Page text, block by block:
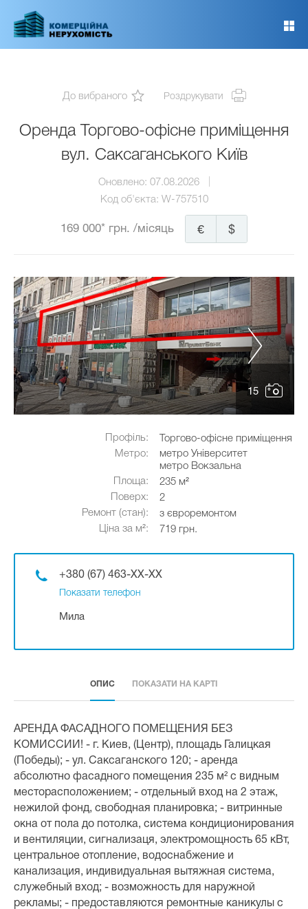
основного
До вибраного Роздрукувати
Оренда Торгово-офісне приміщення
вул. Саксаганського Київ
Оновлено: 07.08.2026
Код об'єкта: W-757510
169 000* грн. /місяць $
€
15
Профіль:
Торгово-офісне приміщення
Метро:
метро Університет
метро Вокзальна
Площа:
235 м²
Поверх:
2
Ремонт (стан):
з євроремонтом
Ціна за м²:
719 грн.
+380 (67) 463-XX-XX
Показати телефон
Мила
ОПИС ПОКАЗАТИ НА КАРТІ
АРЕНДА ФАСАДНОГО ПОМЕЩЕНИЯ БЕЗ
КОМИССИИ! - г. Киев, (Центр), площадь Галицкая
(Победы); - ул. Саксаганского 120; - аренда
абсолютно фасадного помещения 235 м² с видным
месторасположением; - отдельный вход на 2 этаж,
нежилой фонд, свободная планировка; - витринные
окна от пола до потолка, система кондиционирования
и вентиляции, сигнализаця, электромощность 65 кВт,
центральное отопление, водоснабжение и
канализация, индивидуальная вытяжная система,
служебный вход; - возможность для наружной
рекламы; - предоставляются ремонтные каникулы с